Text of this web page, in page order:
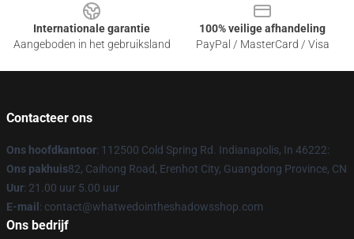
Internationale garantie
Aangeboden in het gebruiksland
100% veilige afhandeling
PayPal / MasterCard / Visa
Contacteer ons
Ons hoofdkantoor: 112500 Cold Spring Rd. Indianapolis, In 46222:
Ons pakhuis82, Caihong Road, Erenhot City, Guangdong Province, CN
Uur: 21.00 uur 5.00 uur
E-mail : contact@whatwedointheshadowsshop.com
Ons bedrijf